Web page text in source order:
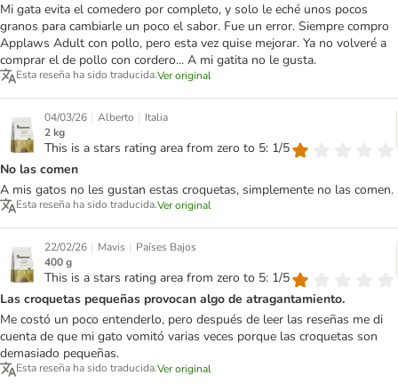
Mi gata evita el comedero por completo, y solo le eché unos pocos
granos para cambiarle un poco el sabor. Fue un error. Siempre compro
Applaws Adult con pollo, pero esta vez quise mejorar. Ya no volveré a
comprar el de pollo con cordero... A mi gatita no le gusta.
Esta reseña ha sido traducida.Ver original
04/03/26 | Alberto | Italia
2 kg
This is a stars rating area from zero to 5: 1/5
No las comen
A mis gatos no les gustan estas croquetas, simplemente no las comen.
Esta reseña ha sido traducida.Ver original
22/02/26 | Mavis | Países Bajos
400 g
This is a stars rating area from zero to 5: 1/5
Las croquetas pequeñas provocan algo de atragantamiento.
Me costó un poco entenderlo, pero después de leer las reseñas me di
cuenta de que mi gato vomitó varias veces porque las croquetas son
demasiado pequeñas.
Esta reseña ha sido traducida.Ver original